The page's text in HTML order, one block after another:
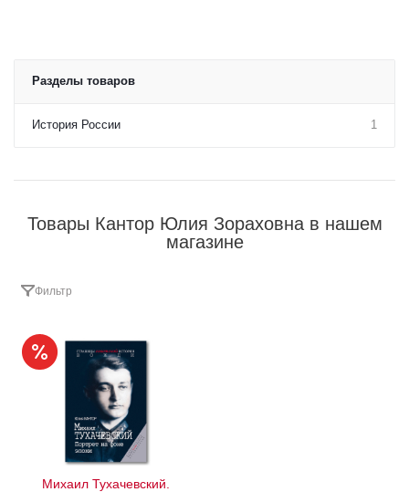
Разделы товаров
История России 1
Товары Кантор Юлия Зораховна в нашем
магазине
Фильтр
Михаил Тухачевский.